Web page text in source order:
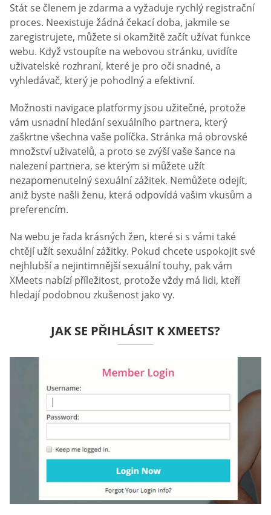
Stát se členem je zdarma a vyžaduje rychlý registrační
proces. Neexistuje žádná čekací doba, jakmile se
zaregistrujete, můžete si okamžitě začít užívat funkce
webu. Když vstoupíte na webovou stránku, uvidíte
uživatelské rozhraní, které je pro oči snadné, a
vyhledávač, který je pohodlný a efektivní.
Možnosti navigace platformy jsou užitečné, protože
vám usnadní hledání sexuálního partnera, který
zaškrtne všechna vaše políčka. Stránka má obrovské
množství uživatelů, a proto se zvýší vaše šance na
nalezení partnera, se kterým si můžete užít
nezapomenutelný sexuální zážitek. Nemůžete odejít,
aniž byste našli ženu, která odpovídá vašim vkusům a
preferencím.
Na webu je řada krásných žen, které si s vámi také
chtějí užít sexuální zážitky. Pokud chcete uspokojit své
nejhlubší a nejintimnější sexuální touhy, pak vám
XMeets nabízí příležitost, protože vždy má lidi, kteří
hledají podobnou zkušenost jako vy.
JAK SE PŘIHLÁSIT K XMEETS?